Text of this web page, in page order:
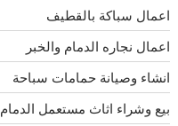
اعمال سباكة بالقطيف
اعمال نجاره الدمام والخبر
انشاء وصيانة حمامات سباحة
بيع وشراء اثاث مستعمل الدمام